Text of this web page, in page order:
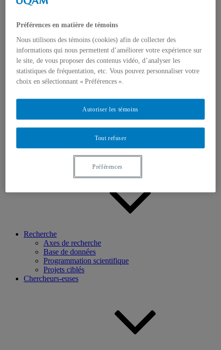
Dans les médias
Distinctions
Événements à venir
Colloque international CRISES
Perspectives et dialogue
Vidéos et baladodiffusions
Recherche
Axes de recherche
Base de données
Programmation scientifique
Projets ciblés
Chercheurs-euses
Préférences en matière de témoins
Nous utilisons des témoins (cookies) afin de collecter des
informations qui nous permettent d’améliorer votre expérience sur
le site, de vous proposer des contenus vidéo, d’analyser les
statistiques de fréquentation, etc. Vous pouvez personnaliser votre
choix en sélectionnant « Préférences ».
Tout refuser
Autoriser les témoins
Préférences